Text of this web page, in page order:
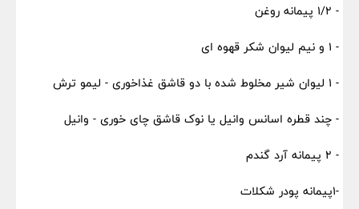
- 1/2 پیمانه روغن
- 1 و نیم لیوان شکر قهوه ای
- 1 لیوان شیر مخلوط شده با دو قاشق غذاخوری - لیمو ترش
- چند قطره اسانس وانیل یا نوک قاشق چای خوری - وانیل
- 2 پیمانه آرد گندم
-1پیمانه پودر شکلات